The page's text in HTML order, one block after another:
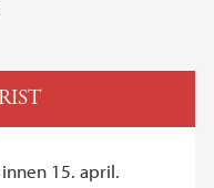
15. april.